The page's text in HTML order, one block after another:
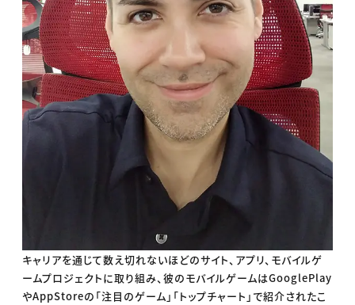
キャリアを通じて数え切れないほどのサイト、アプリ、モバイルゲ
ームプロジェクトに取り組み、彼のモバイルゲームはGooglePlay
やAppStoreの「注目のゲーム」「トップチャート」で紹介されたこ